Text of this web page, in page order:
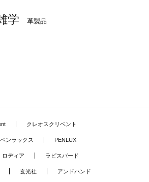
学 革製品
クレオスクリベント
ペンラックス PENLUX
ロディア ラピスバード
玄光社 アンドハンド